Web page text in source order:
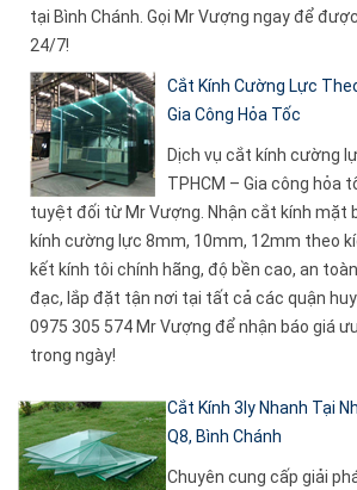
tại Bình Chánh. Gọi Mr Vượng ngay để
24/7!
Cắt Kính Cường Lực
Gia Công Hỏa Tốc
Dịch vụ cắt kính cường
TPHCM – Gia công hỏa
tuyệt đối từ Mr Vượng. Nhận cắt kính mặt
kính cường lực 8mm, 10mm, 12mm theo
kết kính tôi chính hãng, độ bền cao, an
đạc, lắp đặt tận nơi tại tất cả các quận
0975 305 574 Mr Vượng để nhận báo giá
trong ngày!
Cắt Kính 3ly Nhanh Tại
Q8, Bình Chánh
Chuyên cung cấp giải